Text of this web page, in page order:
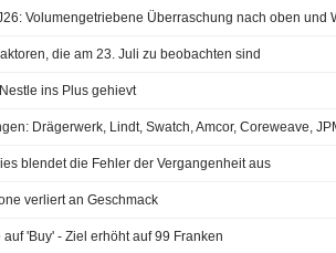
die am 23. Juli zu beobachten sind
ins Plus gehievt
blendet die Fehler der Vergangenheit aus
verliert an Geschmack
'Buy' - Ziel erhöht auf 99 Franken